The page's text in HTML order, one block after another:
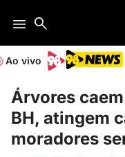
Ao vivo
Árvores
BH, atingem
moradores